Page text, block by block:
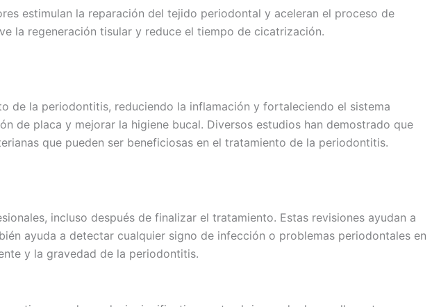
estimulan la reparación del tejido periodontal y aceleran el proceso de
la regeneración tisular y reduce el tiempo de cicatrización.
de la periodontitis, reduciendo la inflamación y fortaleciendo el sistema
de placa y mejorar la higiene bucal. Diversos estudios han demostrado que
que pueden ser beneficiosas en el tratamiento de la periodontitis.
incluso después de finalizar el tratamiento. Estas revisiones ayudan a
ayuda a detectar cualquier signo de infección o problemas periodontales en
y la gravedad de la periodontitis.